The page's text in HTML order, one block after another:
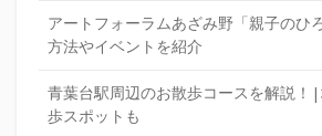
アートフォーラムあざみ野「親子のひ
方法やイベントを紹介
青葉台駅周辺のお散歩コースを解説！
歩スポットも